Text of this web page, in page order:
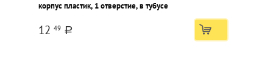
корпус пластик, 1 отверстие, в тубусе
12 49 a